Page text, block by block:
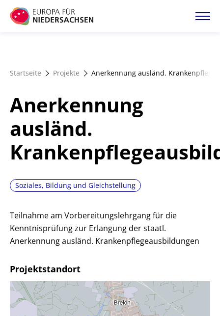
Direkt
zum
Förderangebote
Magazin
Startseite Projekte Anerkennung ausländ.
Anerkennung
ausländ.
Soziales, Bildung und Gleichstellung
Teilnahme am Vorbereitungslehrgang für die
Kenntnisprüfung zur Erlangung der staatl.
Anerkennung ausländ. Krankenpflegeausbildungen
Projektstandort